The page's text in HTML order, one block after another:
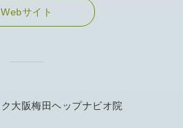
Webサイト
大阪梅田ヘップナビオ院